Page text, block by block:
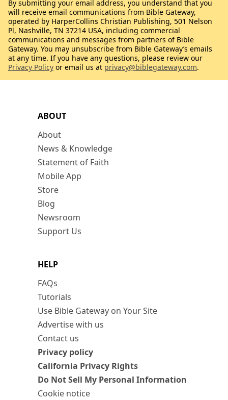
ABOUT
About
News & Knowledge
Statement of Faith
Mobile App
Store
Blog
Newsroom
Support Us
HELP
FAQs
Tutorials
Use Bible Gateway on Your Site
Advertise with us
Contact us
Privacy policy
California Privacy Rights
Do Not Sell My Personal Information
Cookie notice
By submitting your email address, you understand that you
will receive email communications from Bible Gateway,
operated by HarperCollins Christian Publishing, 501 Nelson
Pl, Nashville, TN 37214 USA, including commercial
communications and messages from partners of Bible
Gateway. You may unsubscribe from Bible Gateway’s emails
at any time. If you have any questions, please review our
Privacy Policy or email us at privacy@biblegateway.com.